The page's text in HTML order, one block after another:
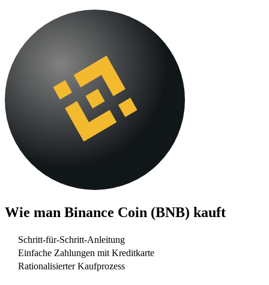
Wie man Binance Coin (BNB) kauft
Schritt-für-Schritt-Anleitung
Einfache Zahlungen mit Kreditkarte
Rationalisierter Kaufprozess